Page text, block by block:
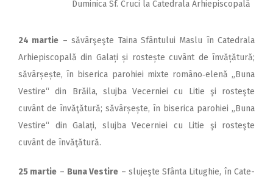
Duminica Sf. Cruci la Catedrala Arhiepiscopală
24 martie – săvârşeşte Taina Sfântului Maslu în Catedrala
Arhiepiscopală din Galați și rostește cuvânt de învățătură;
săvârșește, în biserica parohiei mixte româno‑elenă „Buna
Vestire“ din Brăila, slujba Vecerniei cu Litie şi rosteşte
cuvânt de învăţătură; săvârșește, în biserica parohiei „Buna
Vestire“ din Galați, slujba Vecerniei cu Litie şi rosteşte
cuvânt de învăţătură.
25 martie – Buna Vestire – slujeşte Sfânta Litughie, în Cate­